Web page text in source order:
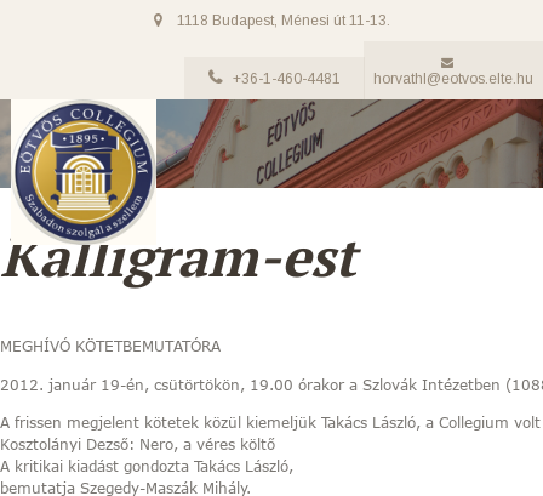
1118 Budapest, Ménesi út 11-13.
+36-1-460-4481 horvathl@eotvos.elte.hu
Kalligram-est
MEGHÍVÓ KÖTETBEMUTATÓRA
2012. január 19-én, csütörtökön, 19.00 órakor a Szlovák Intézetben
A frissen megjelent kötetek közül kiemeljük Takács László, a Collegium
Kosztolányi Dezső: Nero, a véres költő
A kritikai kiadást gondozta Takács László,
bemutatja Szegedy-Maszák Mihály.